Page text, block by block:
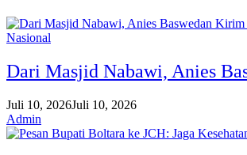
Nasional
Dari Masjid Nabawi, Anies
Juli 10, 2026Juli 10, 2026
Admin